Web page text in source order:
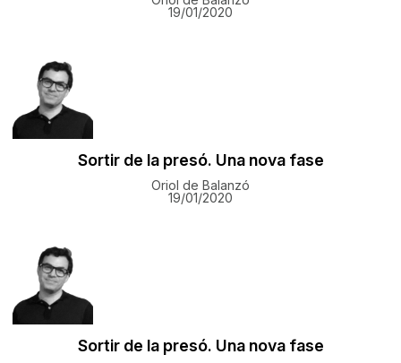
19/01/2020
Sortir de la presó. Una nova fase
Oriol de Balanzó
19/01/2020
Sortir de la presó. Una nova fase